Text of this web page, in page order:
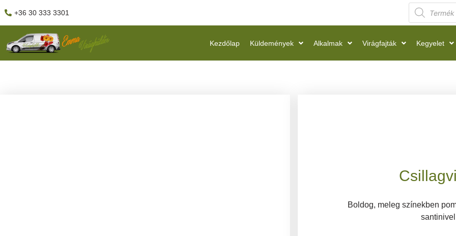
+36 30 333 3301
Kezdőlap Küldemények Alkalmak Virágfajták Kegyelet
Boldog, meleg színekben